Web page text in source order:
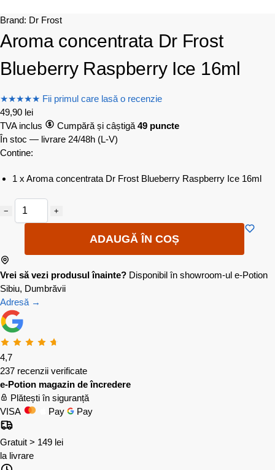
Brand: Dr Frost
Aroma concentrata Dr Frost
Blueberry Raspberry Ice 16ml
★★★★★ Fii primul care lasă o recenzie
49,90 lei
TVA inclus
Cumpără și câștigă 49 puncte
În stoc — livrare 24/48h (L-V)
Contine:
1 x Aroma concentrata Dr Frost Blueberry Raspberry Ice 16ml
− +
ADAUGĂ ÎN COȘ
Vrei să vezi produsul înainte? Disponibil în showroom-ul e-Potion
Sibiu, Dumbrăvii
Adresă →
4,7
237 recenzii verificate
e-Potion magazin de încredere
Plătești în siguranță
VISA
Pay Pay
Gratuit > 149 lei
la livrare